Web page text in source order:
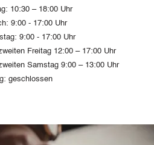
10:30 – 18:00 Uhr
9:00 - 17:00 Uhr
9:00 - 17:00 Uhr
Freitag 12:00 – 17:00 Uhr
Samstag 9:00 – 13:00 Uhr
geschlossen